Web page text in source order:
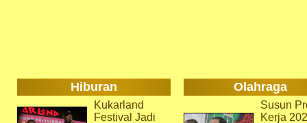
Hiburan Olahraga
Kukarland
Festival Jadi
Susun
Kerja